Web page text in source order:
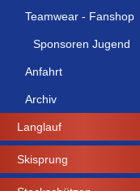
Teamwear - Fanshop
Sponsoren Jugend
Anfahrt
Archiv
Langlauf
Skisprung